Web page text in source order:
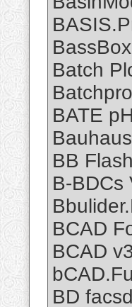
Batch
BATE
BB
B-BDCs
BCAD
BCAD
BD